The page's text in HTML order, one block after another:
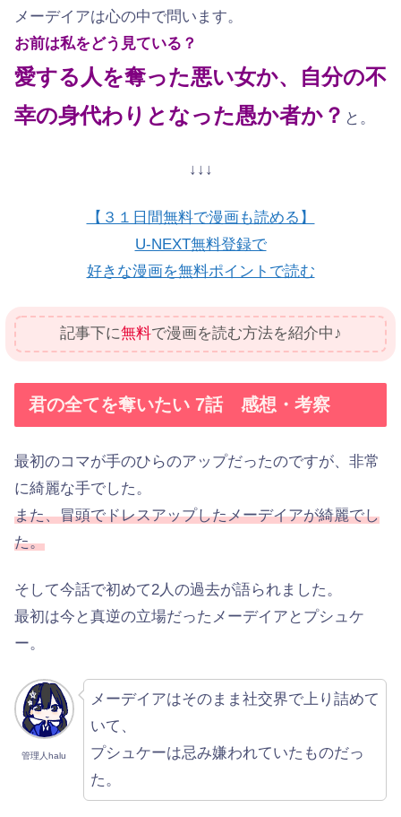
メーデイアは心の中で問います。
お前は私をどう見ている？
愛する人を奪った悪い女か、自分の不
幸の身代わりとなった愚か者か？ と。
↓↓↓
【３１日間無料で漫画も読める】
U-NEXT無料登録で
好きな漫画を無料ポイントで読む
記事下に無料で漫画を読む方法を紹介中♪
君の全てを奪いたい 7話 感想・考察
最初のコマが手のひらのアップだったのですが、非常
に綺麗な手でした。
また、冒頭でドレスアップしたメーデイアが綺麗でし
た。
そして今話で初めて2人の過去が語られました。
最初は今と真逆の立場だったメーデイアとプシュケ
ー。
管理人halu
メーデイアはそのまま社交界で上り詰めて
いて、
プシュケーは忌み嫌われていたものだっ
た。